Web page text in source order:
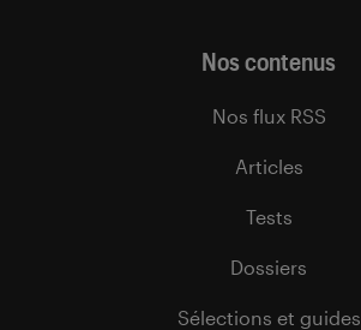
Nos contenus
Nos flux RSS
Articles
Tests
Dossiers
Sélections et guides